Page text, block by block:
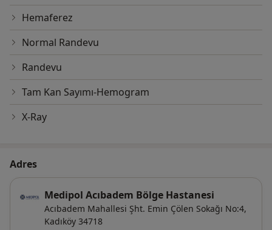
Hemaferez
Normal Randevu
Randevu
Tam Kan Sayımı-Hemogram
X-Ray
Adres
Medipol Acıbadem Bölge Hastanesi
Acıbadem Mahallesi Şht. Emin Çölen Sokağı No:4,
Kadıköy 34718